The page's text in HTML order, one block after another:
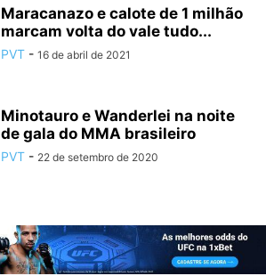
Maracanazo e calote de 1 milhão
marcam volta do vale tudo...
PVT - 16 de abril de 2021
Minotauro e Wanderlei na noite
de gala do MMA brasileiro
PVT - 22 de setembro de 2020